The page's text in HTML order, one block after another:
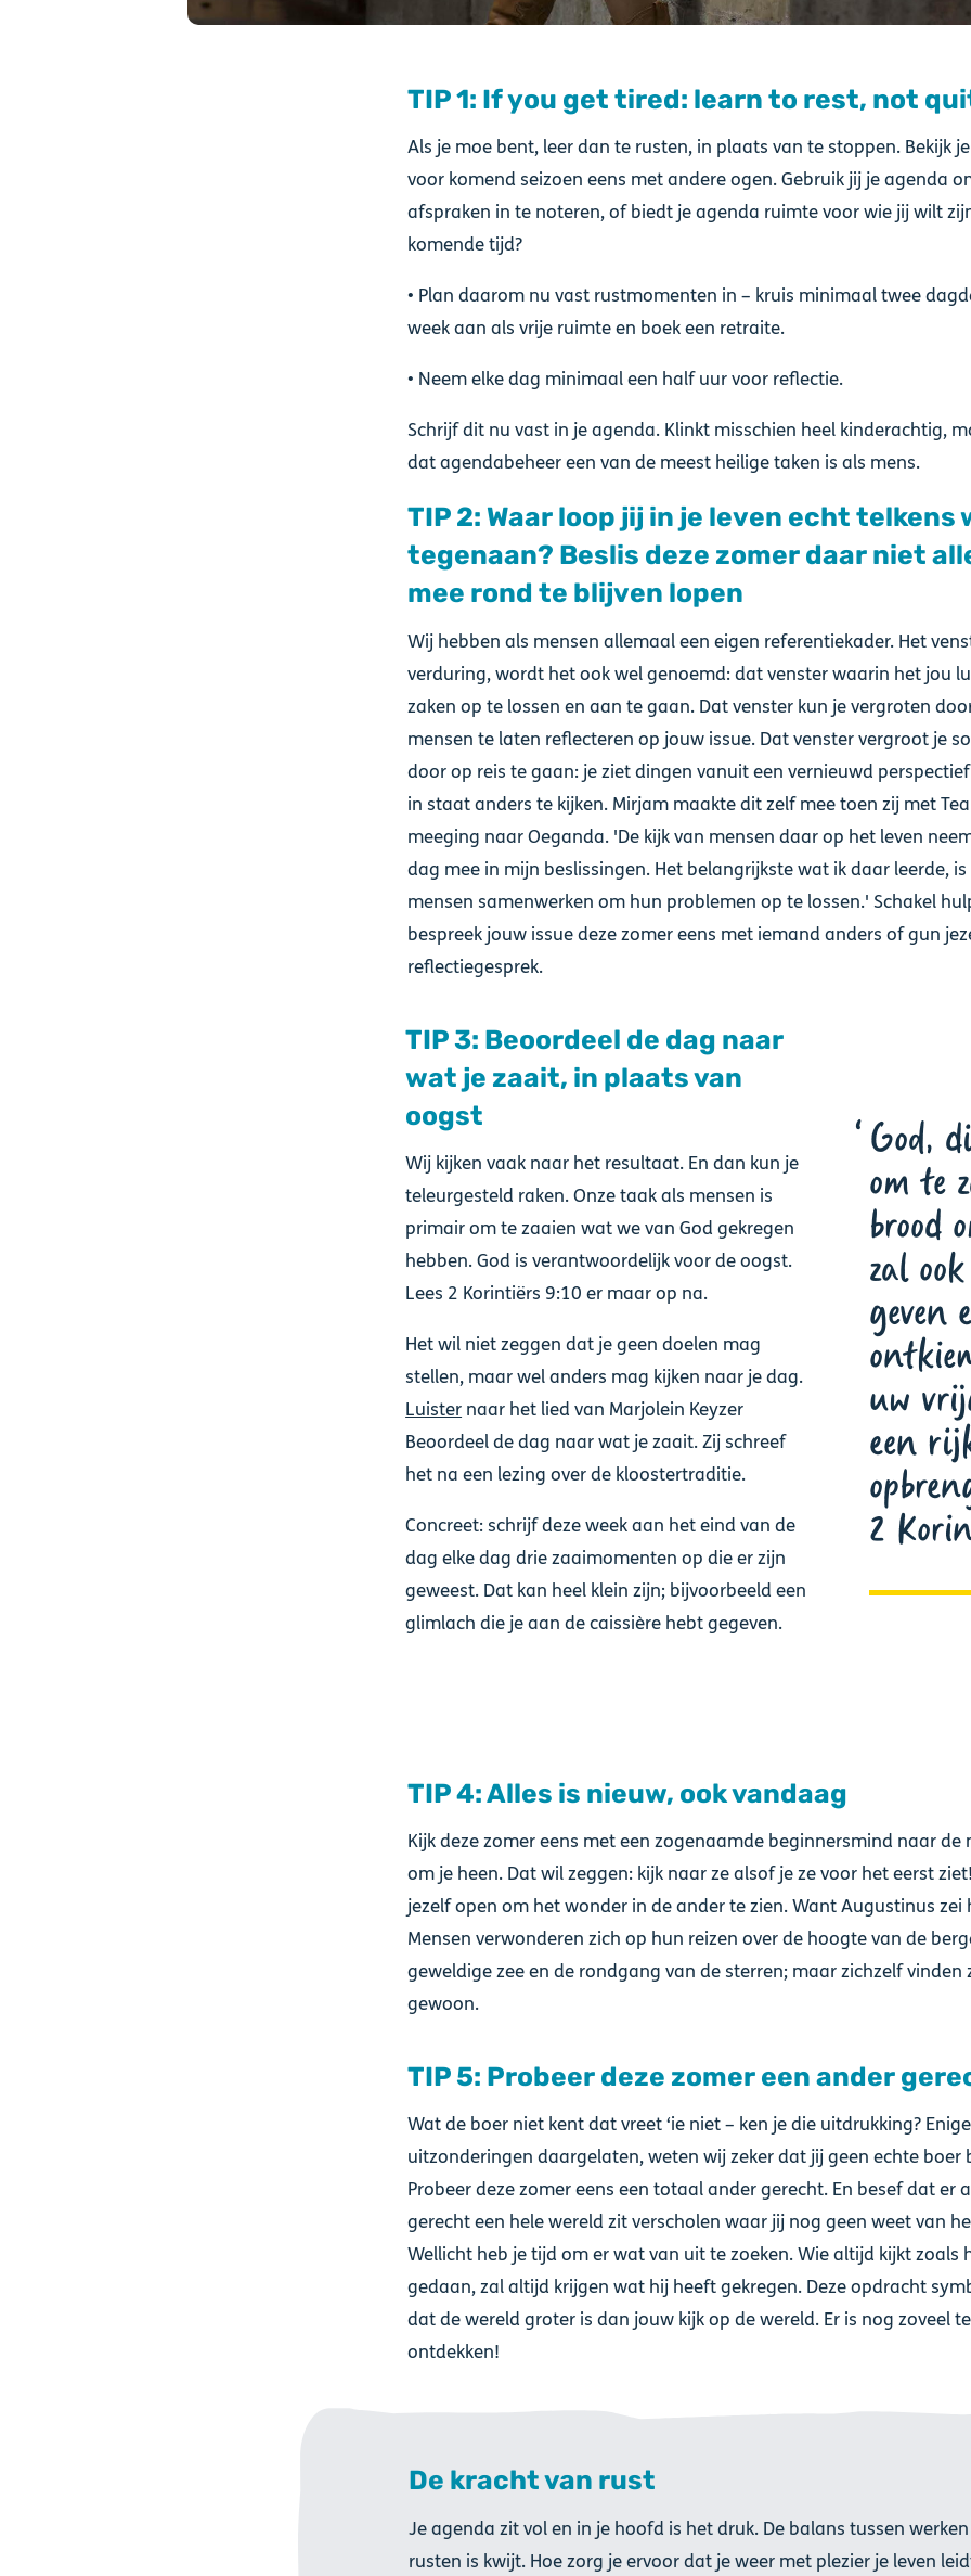
TIP 1: If you get tired: learn to rest, not
Als je moe bent, leer dan te rusten, in plaats van te stoppen. Bekijk
voor komend seizoen eens met andere ogen. Gebruik jij je agenda
afspraken in te noteren, of biedt je agenda ruimte voor wie jij wilt
komende tijd?
• Plan daarom nu vast rustmomenten in – kruis minimaal twee
week aan als vrije ruimte en boek een retraite.
• Neem elke dag minimaal een half uur voor reflectie.
Schrijf dit nu vast in je agenda. Klinkt misschien heel kinderachtig,
dat agendabeheer een van de meest heilige taken is als mens.
TIP 2: Waar loop jij in je leven echt telkens
tegenaan? Beslis deze zomer daar niet
mee rond te blijven lopen
Wij hebben als mensen allemaal een eigen referentiekader. Het
verduring, wordt het ook wel genoemd: dat venster waarin het jou
zaken op te lossen en aan te gaan. Dat venster kun je vergroten
mensen te laten reflecteren op jouw issue. Dat venster vergroot je
door op reis te gaan: je ziet dingen vanuit een vernieuwd
in staat anders te kijken. Mirjam maakte dit zelf mee toen zij met
meeging naar Oeganda. 'De kijk van mensen daar op het leven
dag mee in mijn beslissingen. Het belangrijkste wat ik daar leerde,
mensen samenwerken om hun problemen op te lossen.' Schakel
bespreek jouw issue deze zomer eens met iemand anders of gun
reflectiegesprek.
God,
om te
brood
zal
geven
uw
een
2
TIP 3: Beoordeel de dag naar
wat je zaait, in plaats van
oogst
Wij kijken vaak naar het resultaat. En dan kun je
teleurgesteld raken. Onze taak als mensen is
primair om te zaaien wat we van God gekregen
hebben. God is verantwoordelijk voor de oogst.
Lees 2 Korintiërs 9:10 er maar op na.
Het wil niet zeggen dat je geen doelen mag
stellen, maar wel anders mag kijken naar je dag.
Luister naar het lied van Marjolein Keyzer
Beoordeel de dag naar wat je zaait. Zij schreef
het na een lezing over de kloostertraditie.
Concreet: schrijf deze week aan het eind van de
dag elke dag drie zaaimomenten op die er zijn
geweest. Dat kan heel klein zijn; bijvoorbeeld een
glimlach die je aan de caissière hebt gegeven.
TIP 4: Alles is nieuw, ook vandaag
Kijk deze zomer eens met een zogenaamde beginnersmind naar de
om je heen. Dat wil zeggen: kijk naar ze alsof je ze voor het eerst
jezelf open om het wonder in de ander te zien. Want Augustinus zei
Mensen verwonderen zich op hun reizen over de hoogte van de
geweldige zee en de rondgang van de sterren; maar zichzelf vinden
gewoon.
TIP 5: Probeer deze zomer een ander
Wat de boer niet kent dat vreet ‘ie niet – ken je die uitdrukking? Enige
uitzonderingen daargelaten, weten wij zeker dat jij geen echte boer
Probeer deze zomer eens een totaal ander gerecht. En besef dat er
gerecht een hele wereld zit verscholen waar jij nog geen weet van
Wellicht heb je tijd om er wat van uit te zoeken. Wie altijd kijkt zoals
gedaan, zal altijd krijgen wat hij heeft gekregen. Deze opdracht
dat de wereld groter is dan jouw kijk op de wereld. Er is nog zoveel te
ontdekken!
De kracht van rust
Je agenda zit vol en in je hoofd is het druk. De balans tussen
rusten is kwijt. Hoe zorg je ervoor dat je weer met plezier je leven